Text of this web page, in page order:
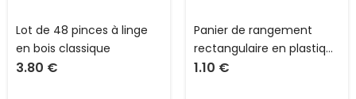
Lot de 48 pinces à linge
en bois classique
3.80 €
Panier de rangement
rectangulaire en plastique
L 24.0 x l 16.0 x H 7.0 cm
1.10 €